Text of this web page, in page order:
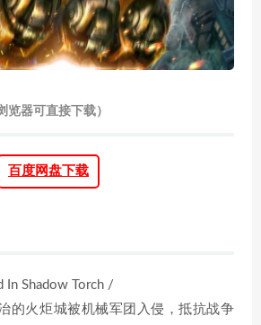
览器可直接下载）
百度网盘下载
In Shadow Torch /
的火炬城被机械军团入侵，抵抗战争